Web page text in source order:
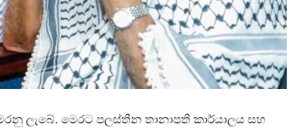
ලැබේ. මෙරට පලස්තීන තානාපති කාර්යාලය සහ